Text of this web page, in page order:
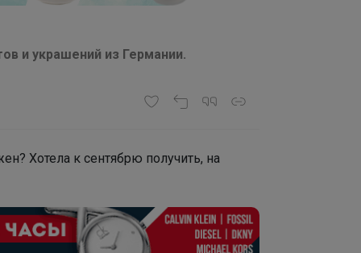
и украшений из Германии.
Хотела к сентябрю получить, на